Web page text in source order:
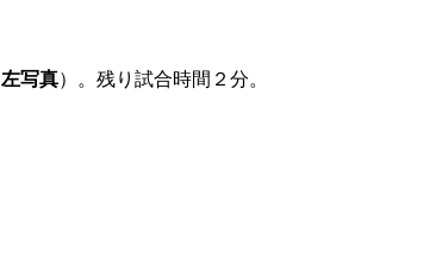
左写真）。残り試合時間２分。